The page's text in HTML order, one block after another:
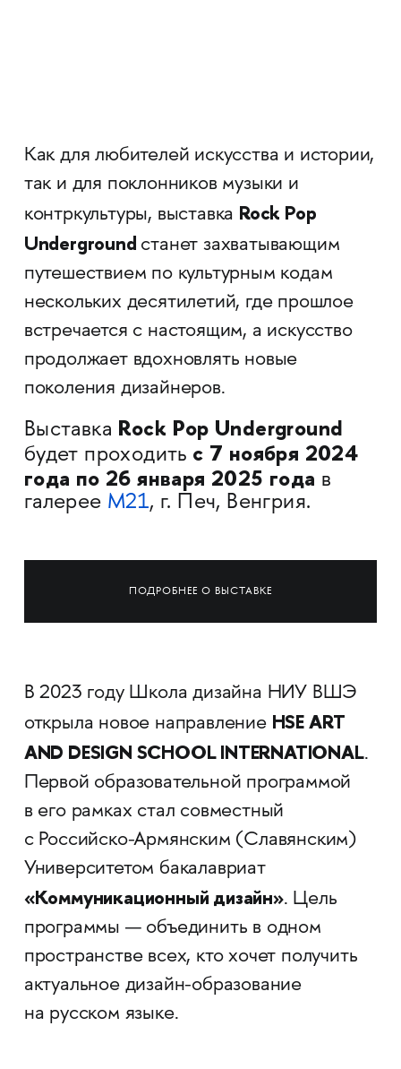
Как для любителей искусства и истории,
так и для поклонников музыки и
контркультуры, выставка Rock Pop
Underground станет захватывающим
путешествием по культурным кодам
нескольких десятилетий, где прошлое
встречается с настоящим, а искусство
продолжает вдохновлять новые
поколения дизайнеров.
Выставка Rock Pop Underground
будет проходить с 7 ноября 2024
года по 26 января 2025 года в
галерее M21, г. Печ, Венгрия.
ПОДРОБНЕЕ О ВЫСТАВКЕ
В 2023 году Школа дизайна НИУ ВШЭ
открыла новое направление HSE ART
AND DESIGN SCHOOL INTERNATIONAL.
Первой образовательной программой
в его рамках стал совместный
с Российско-Армянским (Славянским)
Университетом бакалавриат
«Коммуникационный дизайн». Цель
программы — объединить в одном
пространстве всех, кто хочет получить
актуальное дизайн-образование
на русском языке.